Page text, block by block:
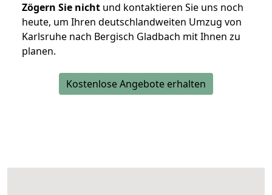
Zögern Sie nicht und kontaktieren Sie uns noch
heute, um Ihren deutschlandweiten Umzug von
Karlsruhe nach Bergisch Gladbach mit Ihnen zu
planen.
Kostenlose Angebote erhalten